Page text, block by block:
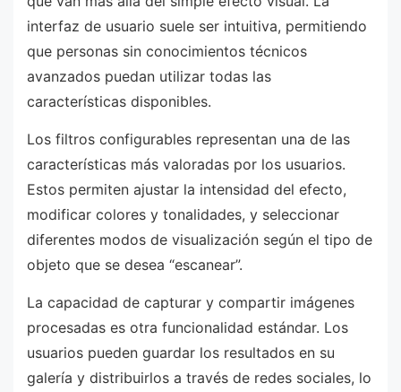
interfaz de usuario suele ser intuitiva, permitiendo
que personas sin conocimientos técnicos
avanzados puedan utilizar todas las
características disponibles.
Los filtros configurables representan una de las
características más valoradas por los usuarios.
Estos permiten ajustar la intensidad del efecto,
modificar colores y tonalidades, y seleccionar
diferentes modos de visualización según el tipo de
objeto que se desea “escanear”.
La capacidad de capturar y compartir imágenes
procesadas es otra funcionalidad estándar. Los
usuarios pueden guardar los resultados en su
galería y distribuirlos a través de redes sociales, lo